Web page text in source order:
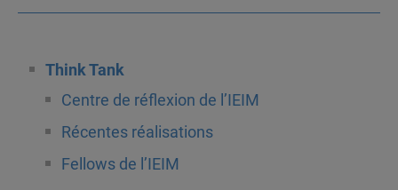
Think Tank
Centre de réflexion de l’IEIM
Récentes réalisations
Fellows de l’IEIM